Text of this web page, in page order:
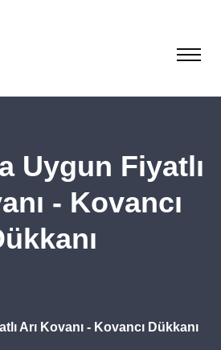
Uygun Fiyatlı
- Kovancı
Arı Kovanı - Kovancı Dükkanı